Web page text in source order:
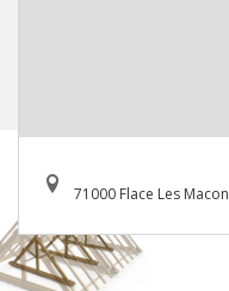
71000 Flace Les Macon